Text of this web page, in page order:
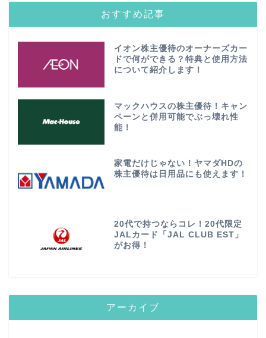
おすすめ記事
イオン株主優待のオーナーズカー
ドで何ができる？特典と使用方法
について紹介します！
マックハウスの株主優待！キャン
ペーンと併用可能でぶっ壊れ性
能！
家電だけじゃない！ヤマダHDの
株主優待は日用品にも使えます！
20代で持つならコレ！20代限定
JALカード「JAL CLUB EST」
がお得！
アーカイブ